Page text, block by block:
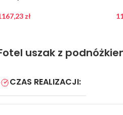
zł
uszak z
CZAS REALIZACJI: